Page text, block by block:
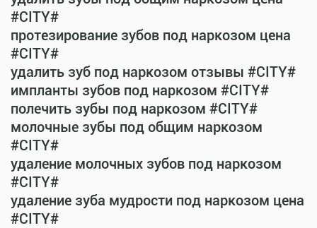
#CITY#
протезирование зубов под наркозом цена
#CITY#
удалить зуб под наркозом отзывы #CITY#
импланты зубов под наркозом #CITY#
полечить зубы под наркозом #CITY#
молочные зубы под общим наркозом
#CITY#
удаление молочных зубов под наркозом
#CITY#
удаление зуба мудрости под наркозом цена
#CITY#